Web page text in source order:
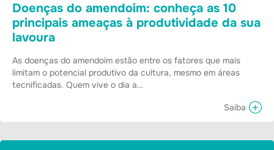
Doenças do amendoim: conheça as 10
principais ameaças à produtividade da sua
lavoura
As doenças do amendoim estão entre os fatores que mais
limitam o potencial produtivo da cultura, mesmo em áreas
tecnificadas. Quem vive o dia a…
Saiba